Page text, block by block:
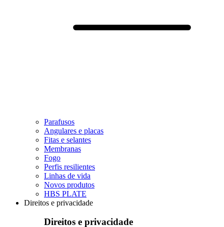
Parafusos
Angulares e placas
Fitas e selantes
Membranas
Fogo
Perfis resilientes
Linhas de vida
Novos produtos
HBS PLATE
Direitos e privacidade
Direitos e privacidade